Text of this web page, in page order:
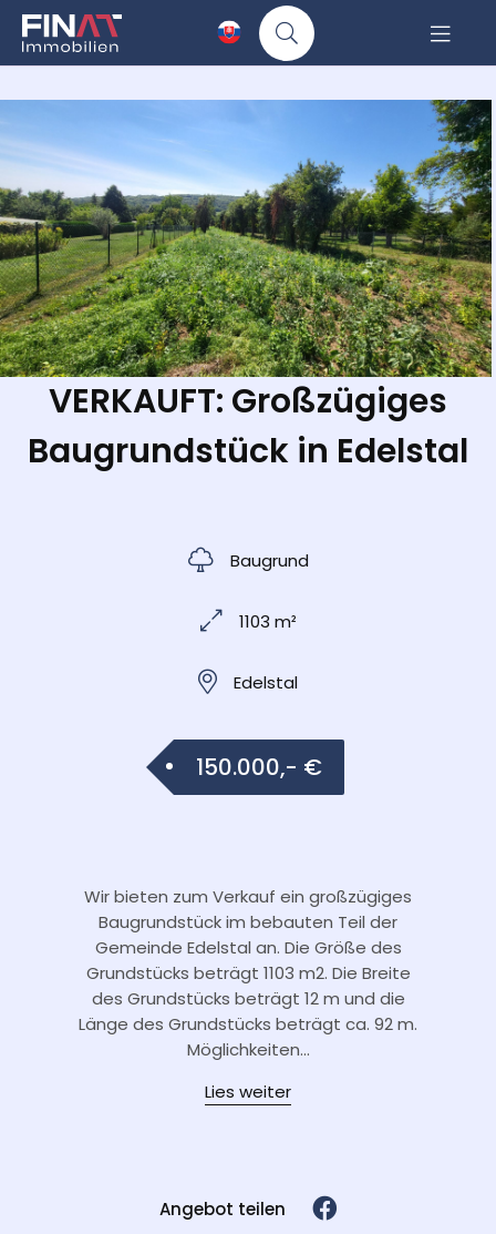
VERKAUFT: Großzügiges
Baugrundstück in Edelstal
Baugrund
1103 m²
Edelstal
150.000,- €
Wir bieten zum Verkauf ein großzügiges
Baugrundstück im bebauten Teil der
Gemeinde Edelstal an. Die Größe des
Grundstücks beträgt 1103 m2. Die Breite
des Grundstücks beträgt 12 m und die
Länge des Grundstücks beträgt ca. 92 m.
Möglichkeiten...
Lies weiter
Angebot teilen